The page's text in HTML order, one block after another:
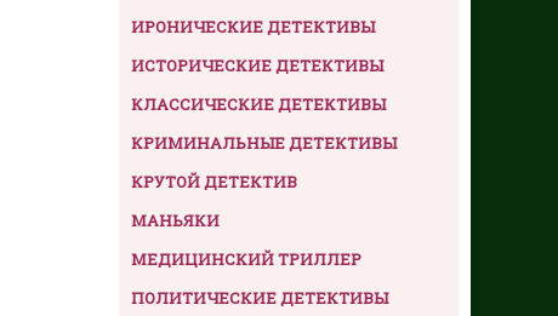
ИРОНИЧЕСКИЕ ДЕТЕКТИВЫ
ИСТОРИЧЕСКИЕ ДЕТЕКТИВЫ
КЛАССИЧЕСКИЕ ДЕТЕКТИВЫ
КРИМИНАЛЬНЫЕ ДЕТЕКТИВЫ
КРУТОЙ ДЕТЕКТИВ
МАНЬЯКИ
МЕДИЦИНСКИЙ ТРИЛЛЕР
ПОЛИТИЧЕСКИЕ ДЕТЕКТИВЫ